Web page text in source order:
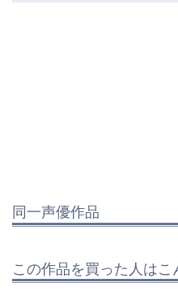
同一声優作品
この作品を買った人は